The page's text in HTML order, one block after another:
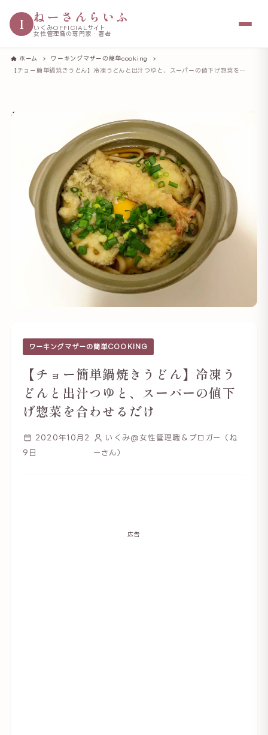
I ねーさんらいふ
いくみOFFICIALサイト
女性管理職の専門家・著者
ホーム
ワーキングマザーの簡単cooking
【チョー簡単鍋焼きうどん】冷凍うどんと出汁つゆと、スーパーの値下げ惣菜を合わせるだけ
ワーキングマザーの簡単COOKING
【チョー簡単鍋焼きうどん】冷凍う
どんと出汁つゆと、スーパーの値下
げ惣菜を合わせるだけ
2020年10月2
9日
いくみ@女性管理職＆ブロガー（ね
ーさん）
広告